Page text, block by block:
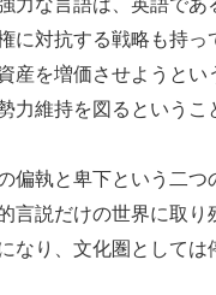
力な言語は、英語であ
に対抗する戦略も持っ
産を増価させようとい
維持を図るというこ
執と卑下という二つ
言説だけの世界に取り
なり、文化圏としては